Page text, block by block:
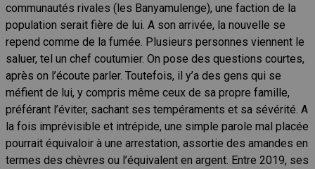
communautés rivales (les Banyamulenge), une faction de la
population serait fière de lui. A son arrivée, la nouvelle se
repend comme de la fumée. Plusieurs personnes viennent le
saluer, tel un chef coutumier. On pose des questions courtes,
après on l’écoute parler. Toutefois, il y’a des gens qui se
méfient de lui, y compris même ceux de sa propre famille,
préférant l’éviter, sachant ses tempéraments et sa sévérité. A
la fois imprévisible et intrépide, une simple parole mal placée
pourrait équivaloir à une arrestation, assortie des amandes en
termes des chèvres ou l’équivalent en argent. Entre 2019, ses